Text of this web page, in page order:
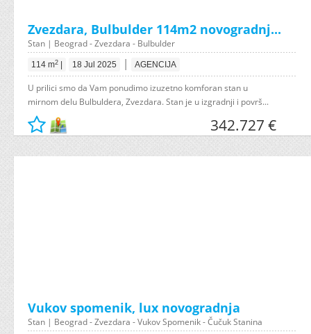
Zvezdara, Bulbulder 114m2 novogradnj...
Stan | Beograd - Zvezdara - Bulbulder
114 m2 18 Jul 2025 | AGENCIJA
U prilici smo da Vam ponudimo izuzetno komforan stan u
mirnom delu Bulbuldera, Zvezdara. Stan je u izgradnji i površ...
342.727 €
Vukov spomenik, lux novogradnja
Stan | Beograd - Zvezdara - Vukov Spomenik - Čučuk Stanina